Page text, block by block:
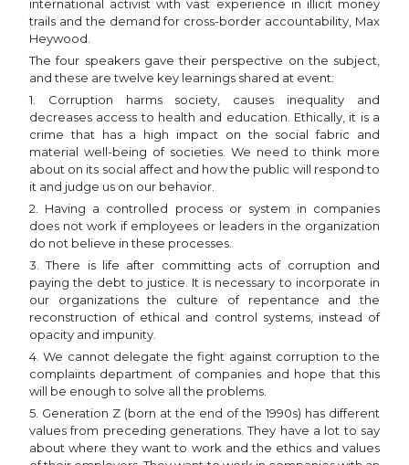
international activist with vast experience in illicit money
trails and the demand for cross-border accountability, Max
Heywood.
The four speakers gave their perspective on the subject,
and these are twelve key learnings shared at event:
1. Corruption harms society, causes inequality and
decreases access to health and education. Ethically, it is a
crime that has a high impact on the social fabric and
material well-being of societies. We need to think more
about on its social affect and how the public will respond to
it and judge us on our behavior.
2. Having a controlled process or system in companies
does not work if employees or leaders in the organization
do not believe in these processes.
3. There is life after committing acts of corruption and
paying the debt to justice. It is necessary to incorporate in
our organizations the culture of repentance and the
reconstruction of ethical and control systems, instead of
opacity and impunity.
4. We cannot delegate the fight against corruption to the
complaints department of companies and hope that this
will be enough to solve all the problems.
5. Generation Z (born at the end of the 1990s) has different
values from preceding generations. They have a lot to say
about where they want to work and the ethics and values